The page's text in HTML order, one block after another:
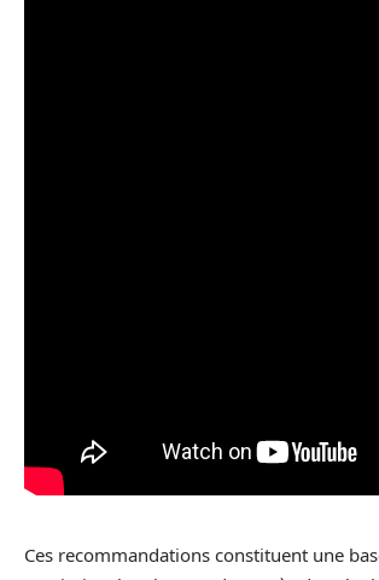
Ces recommandations constituent une